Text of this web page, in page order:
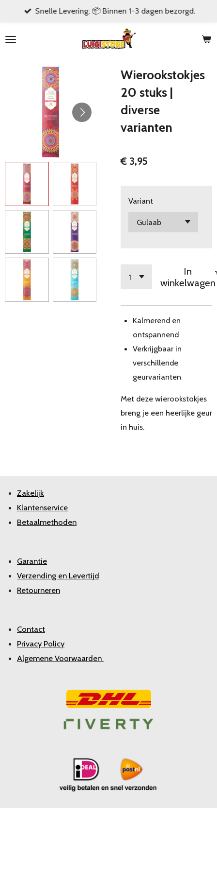
naar
hoofdinhoud
Snelle Levering: 📦 Binnen 1-3 dagen bezorgd.
Wierookstokjes
20 stuks |
diverse
varianten
€ 3,95
Variant
In
winkelwagen
Kalmerend en
ontspannend
Verkrijgbaar in
verschillende
geurvarianten
Met deze wierookstokjes
breng je een heerlijke geur
in huis.
Zakelijk
Klantenservice
Betaalmethoden
Garantie
Verzending en Levertijd
Retourneren
Contact
Privacy Policy
Algemene Voorwaarden